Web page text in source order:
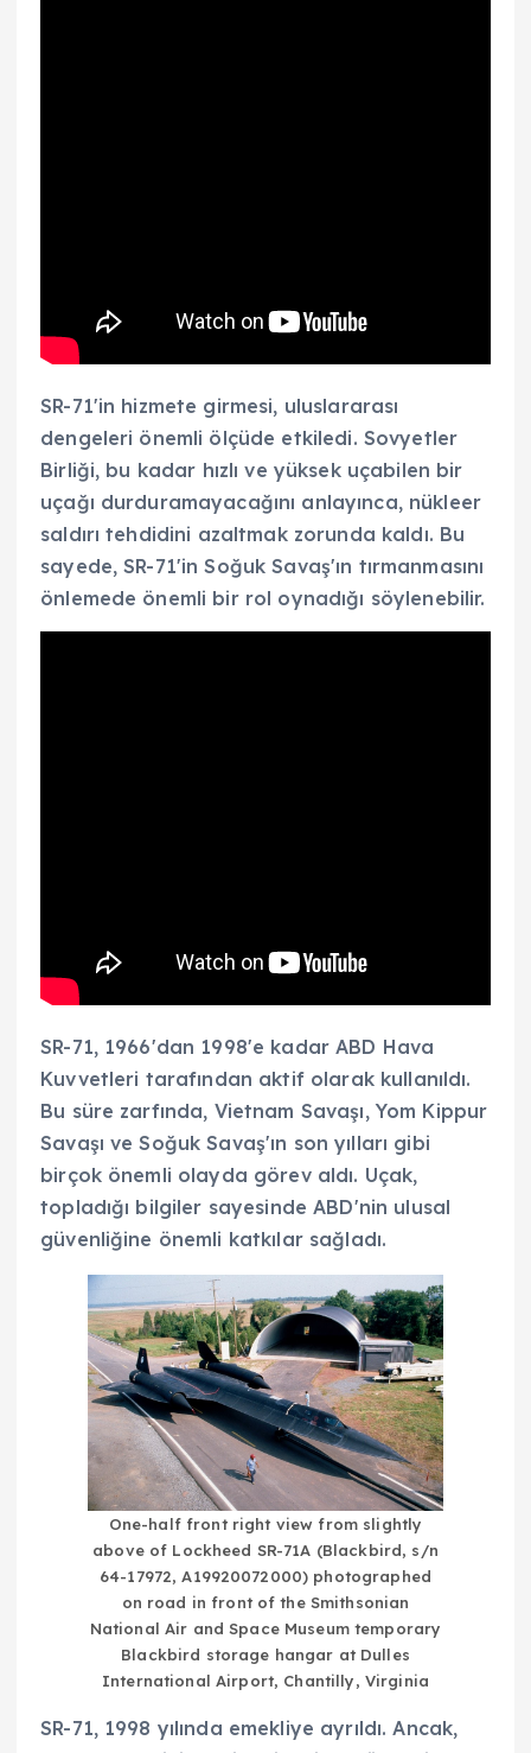
SR-71'in hizmete girmesi, uluslararası
dengeleri önemli ölçüde etkiledi. Sovyetler
Birliği, bu kadar hızlı ve yüksek uçabilen bir
uçağı durduramayacağını anlayınca, nükleer
saldırı tehdidini azaltmak zorunda kaldı. Bu
sayede, SR-71'in Soğuk Savaş'ın tırmanmasını
önlemede önemli bir rol oynadığı söylenebilir.
SR-71, 1966'dan 1998'e kadar ABD Hava
Kuvvetleri tarafından aktif olarak kullanıldı.
Bu süre zarfında, Vietnam Savaşı, Yom Kippur
Savaşı ve Soğuk Savaş'ın son yılları gibi
birçok önemli olayda görev aldı. Uçak,
topladığı bilgiler sayesinde ABD'nin ulusal
güvenliğine önemli katkılar sağladı.
One-half front right view from slightly
above of Lockheed SR-71A (Blackbird, s/n
64-17972, A19920072000) photographed
on road in front of the Smithsonian
National Air and Space Museum temporary
Blackbird storage hangar at Dulles
International Airport, Chantilly, Virginia
SR-71, 1998 yılında emekliye ayrıldı. Ancak,